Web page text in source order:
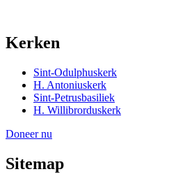
Kerken
Sint-Odulphuskerk
H. Antoniuskerk
Sint-Petrusbasiliek
H. Willibrorduskerk
Doneer nu
Sitemap